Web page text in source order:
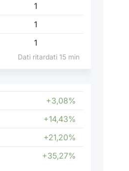
1
1
1
Dati ritardati 15 min
+3,08%
+14,43%
+21,20%
+35,27%